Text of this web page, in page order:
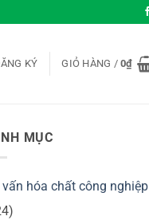
KÝ GIỎ HÀNG /0₫
MỤC
hóa chất công nghiệp